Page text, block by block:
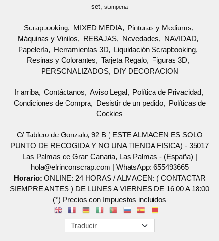
set stamperia
Scrapbooking MIXED MEDIA
Pinturas y Mediums
Máquinas y Vinilos
REBAJAS Novedades
NAVIDAD
Papelería
Herramientas 3D
Liquidación Scrapbooking
Resinas y Colorantes
Tarjeta Regalo
Figuras 3D
PERSONALIZADOS
DIY DECORACION
Ir arriba Contáctanos Aviso Legal
Política de Privacidad
Condiciones de Compra
Desistir de un pedido
Políticas de
Cookies
C/ Tablero de Gonzalo, 92 B ( ESTE ALMACEN ES SOLO
PUNTO DE RECOGIDA Y NO UNA TIENDA FISICA) - 35017
Las Palmas de Gran Canaria, Las Palmas - (España) |
hola@elrinconscrap.com | WhatsApp: 655493665
Horario: ONLINE: 24 HORAS / ALMACEN: ( CONTACTAR
SIEMPRE ANTES ) DE LUNES A VIERNES DE 16:00 A 18:00
(*) Precios con Impuestos incluidos